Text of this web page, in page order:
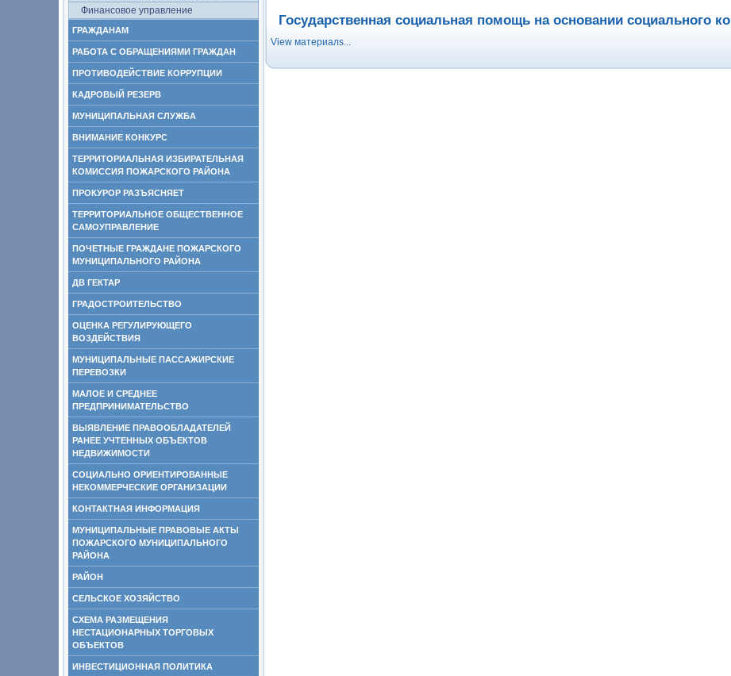
Финансовое управление
ГРАЖДАНАМ
РАБОТА С ОБРАЩЕНИЯМИ ГРАЖДАН
ПРОТИВОДЕЙСТВИЕ КОРРУПЦИИ
КАДРОВЫЙ РЕЗЕРВ
МУНИЦИПАЛЬНАЯ СЛУЖБА
ВНИМАНИЕ КОНКУРС
ТЕРРИТОРИАЛЬНАЯ ИЗБИРАТЕЛЬНАЯ
КОМИССИЯ ПОЖАРСКОГО РАЙОНА
ПРОКУРОР РАЗЪЯСНЯЕТ
ТЕРРИТОРИАЛЬНОЕ ОБЩЕСТВЕННОЕ
САМОУПРАВЛЕНИЕ
ПОЧЕТНЫЕ ГРАЖДАНЕ ПОЖАРСКОГО
МУНИЦИПАЛЬНОГО РАЙОНА
ДВ ГЕКТАР
ГРАДОСТРОИТЕЛЬСТВО
ОЦЕНКА РЕГУЛИРУЮЩЕГО
ВОЗДЕЙСТВИЯ
МУНИЦИПАЛЬНЫЕ ПАССАЖИРСКИЕ
ПЕРЕВОЗКИ
МАЛОЕ И СРЕДНЕЕ
ПРЕДПРИНИМАТЕЛЬСТВО
ВЫЯВЛЕНИЕ ПРАВООБЛАДАТЕЛЕЙ
РАНЕЕ УЧТЕННЫХ ОБЪЕКТОВ
НЕДВИЖИМОСТИ
СОЦИАЛЬНО ОРИЕНТИРОВАННЫЕ
НЕКОММЕРЧЕСКИЕ ОРГАНИЗАЦИИ
КОНТАКТНАЯ ИНФОРМАЦИЯ
МУНИЦИПАЛЬНЫЕ ПРАВОВЫЕ АКТЫ
ПОЖАРСКОГО МУНИЦИПАЛЬНОГО
РАЙОНА
РАЙОН
СЕЛЬСКОЕ ХОЗЯЙСТВО
СХЕМА РАЗМЕЩЕНИЯ
НЕСТАЦИОНАРНЫХ ТОРГОВЫХ
ОБЪЕКТОВ
ИНВЕСТИЦИОННАЯ ПОЛИТИКА
Государственная социальная помощь на основании социального
View материалs...